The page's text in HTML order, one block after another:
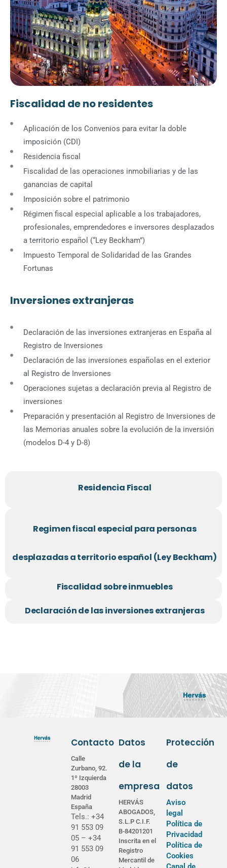
Fiscalidad de no residentes
Aplicación de los Convenios para evitar la doble
imposición (CDI)
Residencia fiscal
Fiscalidad de las operaciones inmobiliarias y de las
ganancias de capital
Imposición sobre el patrimonio
Régimen fiscal especial aplicable a los trabajadores,
profesionales, emprendedores e inversores desplazados
a territorio español (“Ley Beckham”)
Impuesto Temporal de Solidaridad de las Grandes
Fortunas
Inversiones extranjeras
Declaración de las inversiones extranjeras en España al
Registro de Inversiones
Declaración de las inversiones españolas en el exterior
al Registro de Inversiones
Operaciones sujetas a declaración previa al Registro de
inversiones
Preparación y presentación al Registro de Inversiones de
las Memorias anuales sobre la evolución de la inversión
(modelos D-4 y D-8)
Residencia Fiscal
Regimen fiscal especial para personas
desplazadas a territorio español (Ley Beckham)
Fiscalidad sobre inmuebles
Declaración de las inversiones extranjeras
Contacto
Calle
Zurbano, 92.
1º Izquierda
28003
Madrid
España
Tels.: +34
91 553 09
05 – +34
91 553 09
06
Datos
de la
empresa
HERVÁS
ABOGADOS,
S.L.P C.I.F.
B-84201201
Inscrita en el
Registro
Mercantil de
Protección
de
datos
Aviso
legal
Política de
Privacidad
Política de
Cookies